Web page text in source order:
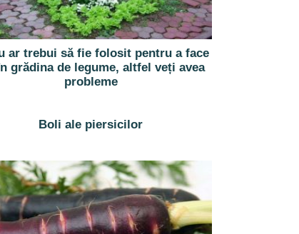
ar trebui să fie folosit pentru a face
grădina de legume, altfel veți avea
probleme
Boli ale piersicilor